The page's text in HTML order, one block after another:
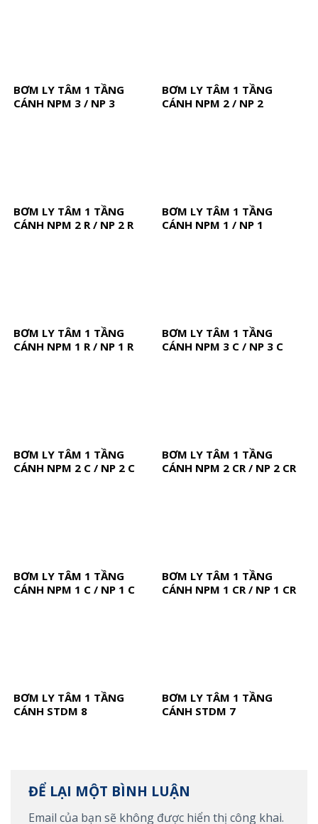
BƠM LY TÂM 1 TẦNG
CÁNH NPM 3 / NP 3
BƠM LY TÂM 1 TẦNG
CÁNH NPM 2 / NP 2
BƠM LY TÂM 1 TẦNG
CÁNH NPM 2 R / NP 2 R
BƠM LY TÂM 1 TẦNG
CÁNH NPM 1 / NP 1
BƠM LY TÂM 1 TẦNG
CÁNH NPM 1 R / NP 1 R
BƠM LY TÂM 1 TẦNG
CÁNH NPM 3 C / NP 3 C
BƠM LY TÂM 1 TẦNG
CÁNH NPM 2 C / NP 2 C
BƠM LY TÂM 1 TẦNG
CÁNH NPM 2 CR / NP 2 CR
BƠM LY TÂM 1 TẦNG
CÁNH NPM 1 C / NP 1 C
BƠM LY TÂM 1 TẦNG
CÁNH NPM 1 CR / NP 1 CR
BƠM LY TÂM 1 TẦNG
CÁNH STDM 8
BƠM LY TÂM 1 TẦNG
CÁNH STDM 7
ĐỂ LẠI MỘT BÌNH LUẬN
Email của bạn sẽ không được hiển thị công khai.